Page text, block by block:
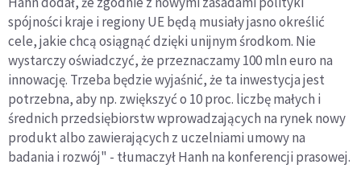
spójności kraje i regiony UE będą musiały jasno określić
cele, jakie chcą osiągnąć dzięki unijnym środkom. Nie
wystarczy oświadczyć, że przeznaczamy 100 mln euro na
innowację. Trzeba będzie wyjaśnić, że ta inwestycja jest
potrzebna, aby np. zwiększyć o 10 proc. liczbę małych i
średnich przedsiębiorstw wprowadzających na rynek nowy
produkt albo zawierających z uczelniami umowy na
badania i rozwój" - tłumaczył Hanh na konferencji prasowej.